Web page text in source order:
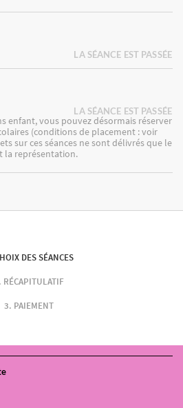
LA SÉANCE EST PASSÉE
LA SÉANCE EST PASSÉE
enfant, vous pouvez désormais réserver
(conditions de placement : voir
sur ces séances ne sont délivrés que le
la représentation.
DES SÉANCES
RÉCAPITULATIF
PAIEMENT